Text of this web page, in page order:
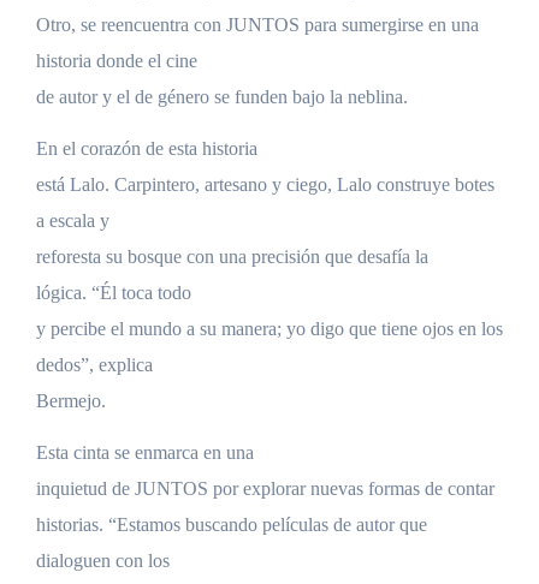
Otro, se reencuentra con JUNTOS para sumergirse en una
historia donde el cine
de autor y el de género se funden bajo la neblina.
En el corazón de esta historia
está Lalo. Carpintero, artesano y ciego, Lalo construye botes
a escala y
reforesta su bosque con una precisión que desafía la
lógica. “Él toca todo
y percibe el mundo a su manera; yo digo que tiene ojos en los
dedos”, explica
Bermejo.
Esta cinta se enmarca en una
inquietud de JUNTOS por explorar nuevas formas de contar
historias. “Estamos buscando películas de autor que
dialoguen con los